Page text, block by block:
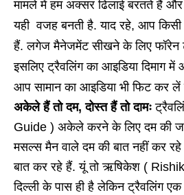
मामले में हम अक्सर ढिलाई बरतते हैं और
यही वजह बनती है. याद रहे, आप
हैं. लगेज मैनेजमेंट सीखने के लिए फॉरेन
इसलिए ट्रैवलिंग का आइडिया दिमाग
आप सामान का आइडिया भी फिट कर लें
अकेले हैं तो दम, दोस्त हैं तो दामः
Guide ) अकेले करने के लिए दम की
मसल्स मैन वाले दम की बात नहीं कर
बात कर रहे हैं. यूं तो ऋषिकेश (
दिल्ली के पास ही है लेकिन ट्रैवलिंग